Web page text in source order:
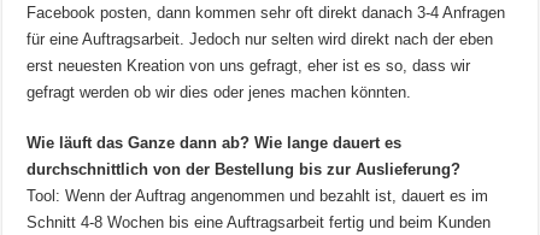
Facebook posten, dann kommen sehr oft direkt danach 3-4 Anfragen
für eine Auftragsarbeit. Jedoch nur selten wird direkt nach der eben
erst neuesten Kreation von uns gefragt, eher ist es so, dass wir
gefragt werden ob wir dies oder jenes machen könnten.
Wie läuft das Ganze dann ab? Wie lange dauert es
durchschnittlich von der Bestellung bis zur Auslieferung?
Tool: Wenn der Auftrag angenommen und bezahlt ist, dauert es im
Schnitt 4-8 Wochen bis eine Auftragsarbeit fertig und beim Kunden